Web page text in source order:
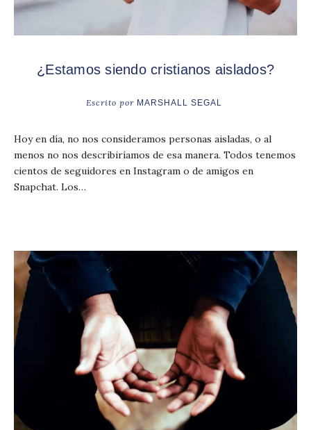
¿Estamos siendo cristianos aislados?
Escrito por MARSHALL SEGAL
Hoy en día, no nos consideramos personas aisladas, o al
menos no nos describiríamos de esa manera. Todos tenemos
cientos de seguidores en Instagram o de amigos en
Snapchat. Los…